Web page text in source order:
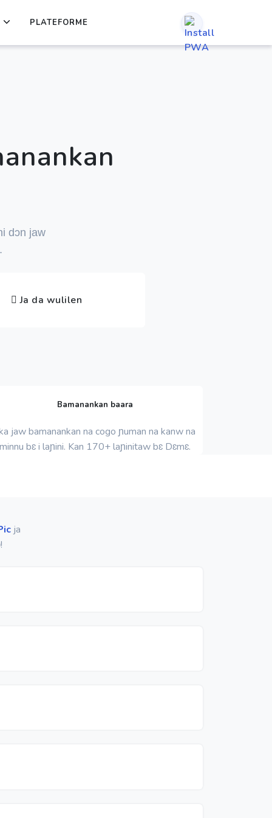
PLATEFORME
dɔn jaw
Ja da wulilen
Bamanankan baara
jaw bamanankan na cogo ɲuman na kanw na
minnu bɛ i laɲini. Kan 170+ laɲinitaw bɛ Dɛmɛ.
ja